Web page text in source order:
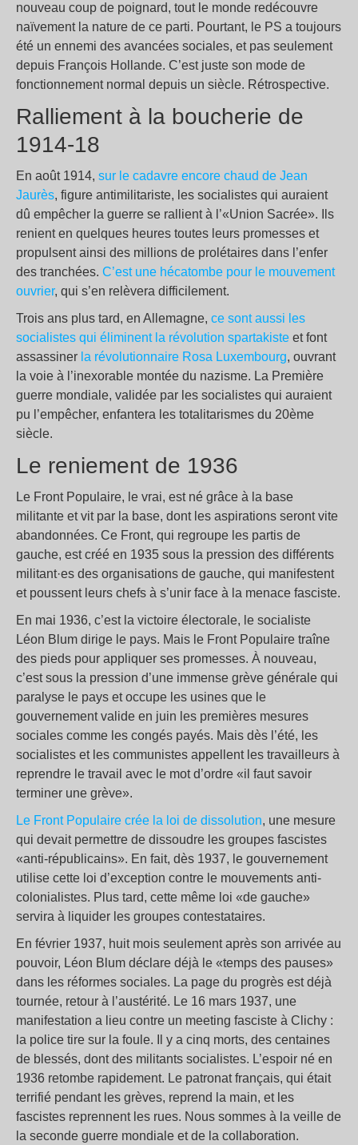
nouveau coup de poignard, tout le monde redécouvre
naïvement la nature de ce parti. Pourtant, le PS a toujours
été un ennemi des avancées sociales, et pas seulement
depuis François Hollande. C’est juste son mode de
fonctionnement normal depuis un siècle. Rétrospective.
Ralliement à la boucherie de
1914-18
En août 1914, sur le cadavre encore chaud de Jean
Jaurès, figure antimilitariste, les socialistes qui auraient
dû empêcher la guerre se rallient à l’«Union Sacrée». Ils
renient en quelques heures toutes leurs promesses et
propulsent ainsi des millions de prolétaires dans l’enfer
des tranchées. C’est une hécatombe pour le mouvement
ouvrier, qui s’en relèvera difficilement.
Trois ans plus tard, en Allemagne, ce sont aussi les
socialistes qui éliminent la révolution spartakiste et font
assassiner la révolutionnaire Rosa Luxembourg, ouvrant
la voie à l’inexorable montée du nazisme. La Première
guerre mondiale, validée par les socialistes qui auraient
pu l’empêcher, enfantera les totalitarismes du 20ème
siècle.
Le reniement de 1936
Le Front Populaire, le vrai, est né grâce à la base
militante et vit par la base, dont les aspirations seront vite
abandonnées. Ce Front, qui regroupe les partis de
gauche, est créé en 1935 sous la pression des différents
militant·es des organisations de gauche, qui manifestent
et poussent leurs chefs à s’unir face à la menace fasciste.
En mai 1936, c’est la victoire électorale, le socialiste
Léon Blum dirige le pays. Mais le Front Populaire traîne
des pieds pour appliquer ses promesses. À nouveau,
c’est sous la pression d’une immense grève générale qui
paralyse le pays et occupe les usines que le
gouvernement valide en juin les premières mesures
sociales comme les congés payés. Mais dès l’été, les
socialistes et les communistes appellent les travailleurs à
reprendre le travail avec le mot d’ordre «il faut savoir
terminer une grève».
Le Front Populaire crée la loi de dissolution, une mesure
qui devait permettre de dissoudre les groupes fascistes
«anti-républicains». En fait, dès 1937, le gouvernement
utilise cette loi d’exception contre le mouvements anti-
colonialistes. Plus tard, cette même loi «de gauche»
servira à liquider les groupes contestataires.
En février 1937, huit mois seulement après son arrivée au
pouvoir, Léon Blum déclare déjà le «temps des pauses»
dans les réformes sociales. La page du progrès est déjà
tournée, retour à l’austérité. Le 16 mars 1937, une
manifestation a lieu contre un meeting fasciste à Clichy :
la police tire sur la foule. Il y a cinq morts, des centaines
de blessés, dont des militants socialistes. L’espoir né en
1936 retombe rapidement. Le patronat français, qui était
terrifié pendant les grèves, reprend la main, et les
fascistes reprennent les rues. Nous sommes à la veille de
la seconde guerre mondiale et de la collaboration.